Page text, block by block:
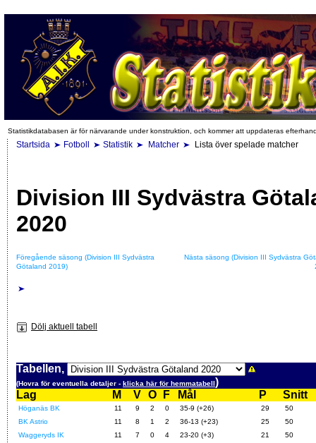
Statistikdatabasen är för närvarande under konstruktion, och kommer att uppdateras
Startsida Fotboll Statistik Matcher Lista över spelade matcher
Division III Sydvästra
2020
Föregående säsong (Division III Sydvästra
Götaland 2019)
Nästa säsong (Division III Sydvästra
Dölj aktuell tabell
Tabellen,
(Hovra för eventuella detaljer - klicka här för hemmatabell)
Lag
M V O F Mål P Snitt
Höganäs BK 11 9 2 0 35-9 (+26) 29
50
BK Astrio
11 8 1 2 36-13 (+23) 25
50
Waggeryds IK
11 7 0 4 23-20 (+3) 21
50